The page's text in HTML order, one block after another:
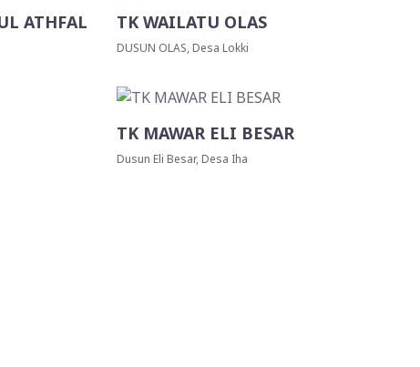
ATHFAL TK WAILATU OLAS
DUSUN OLAS, Desa Lokki
TK MAWAR ELI BESAR
Dusun Eli Besar, Desa Iha